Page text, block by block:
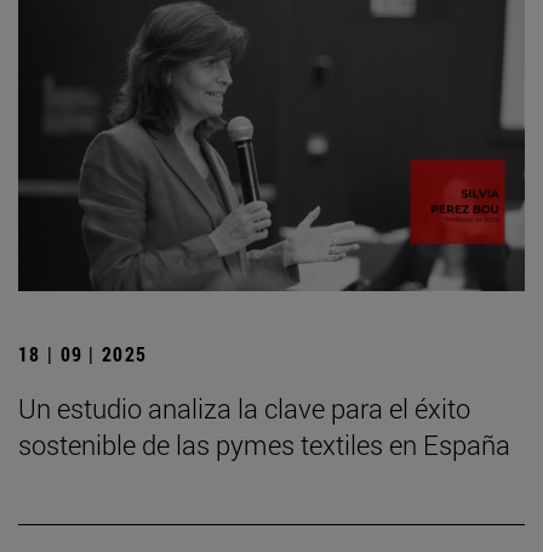
18 | 09 | 2025
Un estudio analiza la clave para el éxito
sostenible de las pymes textiles en España